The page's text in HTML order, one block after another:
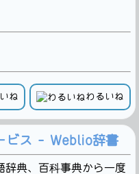
ね わるいね
ビス - Weblio辞書
典、百科事典から一度